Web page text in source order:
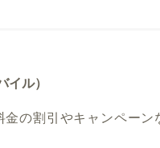
ル）
の割引やキャンペーン